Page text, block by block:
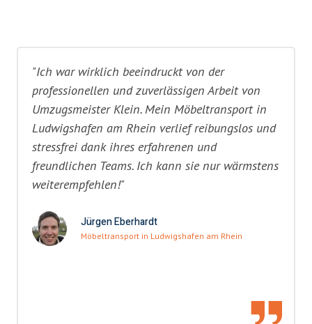
"Ich war wirklich beeindruckt von der
professionellen und zuverlässigen Arbeit von
Umzugsmeister Klein. Mein Möbeltransport in
Ludwigshafen am Rhein verlief reibungslos und
stressfrei dank ihres erfahrenen und
freundlichen Teams. Ich kann sie nur wärmstens
weiterempfehlen!"
Jürgen Eberhardt
Möbeltransport in Ludwigshafen am Rhein